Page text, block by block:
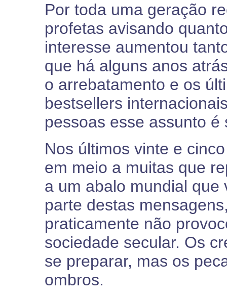
Por toda uma geração
profetas avisando
interesse aumentou
que há alguns anos
o arrebatamento e os
bestsellers
pessoas esse assunto
Nos últimos vinte e
em meio a muitas que
a um abalo mundial
parte destas
praticamente não
sociedade secular. Os
se preparar, mas os
ombros.